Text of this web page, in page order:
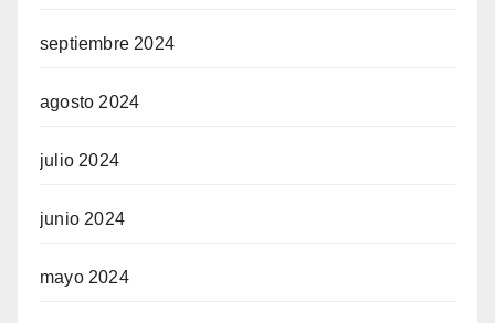
septiembre 2024
agosto 2024
julio 2024
junio 2024
mayo 2024